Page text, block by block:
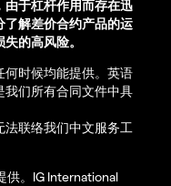
由于杠杆作用而存在迅
了解差价合约产品的运
的高风险。
何时候均能提供。英语
我们所有合同文件中具
联络我们中文服务工
供。IG International